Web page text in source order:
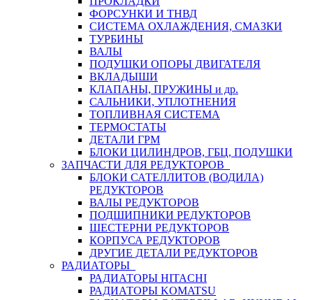
ФОРСУНКИ И ТНВД
СИСТЕМА ОХЛАЖДЕНИЯ, СМАЗКИ
ТУРБИНЫ
ВАЛЫ
ПОДУШКИ ОПОРЫ ДВИГАТЕЛЯ
ВКЛАДЫШИ
КЛАПАНЫ, ПРУЖИНЫ и др.
САЛЬНИКИ, УПЛОТНЕНИЯ
ТОПЛИВНАЯ СИСТЕМА
ТЕРМОСТАТЫ
ДЕТАЛИ ГРМ
БЛОКИ ЦИЛИНДРОВ, ГБЦ, ПОДУШКИ
ЗАПЧАСТИ ДЛЯ РЕДУКТОРОВ
БЛОКИ САТЕЛЛИТОВ (ВОДИЛА)
РЕДУКТОРОВ
ВАЛЫ РЕДУКТОРОВ
ПОДШИПНИКИ РЕДУКТОРОВ
ШЕСТЕРНИ РЕДУКТОРОВ
КОРПУСА РЕДУКТОРОВ
ДРУГИЕ ДЕТАЛИ РЕДУКТОРОВ
РАДИАТОРЫ
РАДИАТОРЫ HITACHI
РАДИАТОРЫ KOMATSU